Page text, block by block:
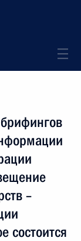
–
состоится